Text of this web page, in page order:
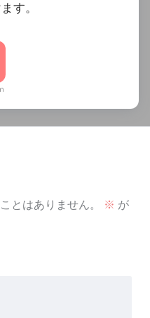
す。
とはありません。 ※ が